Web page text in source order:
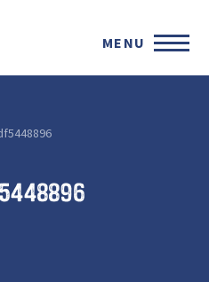
MENU